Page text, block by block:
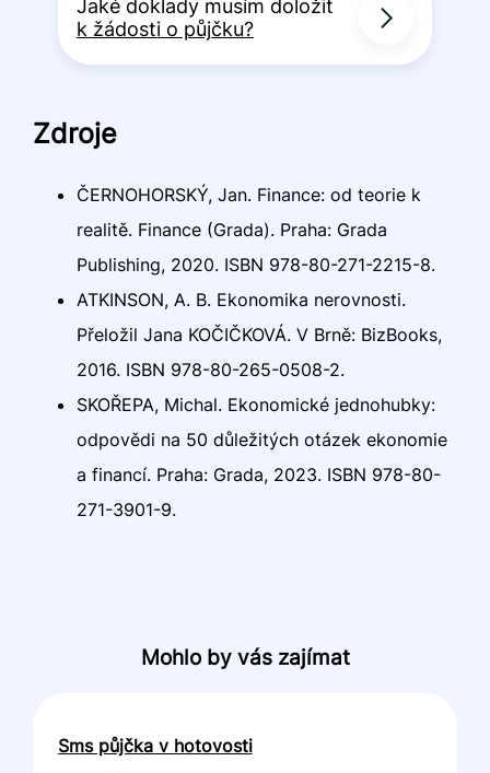
Jaké doklady musím doložit
k žádosti o půjčku?
Zdroje
ČERNOHORSKÝ, Jan. Finance: od teorie k
realitě. Finance (Grada). Praha: Grada
Publishing, 2020. ISBN 978-80-271-2215-8.
ATKINSON, A. B. Ekonomika nerovnosti.
Přeložil Jana KOČIČKOVÁ. V Brně: BizBooks,
2016. ISBN 978-80-265-0508-2.
SKOŘEPA, Michal. Ekonomické jednohubky:
odpovědi na 50 důležitých otázek ekonomie
a financí. Praha: Grada, 2023. ISBN 978-80-
271-3901-9.
Mohlo by vás zajímat
Sms půjčka v hotovosti